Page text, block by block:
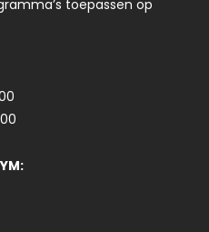
toepassen op